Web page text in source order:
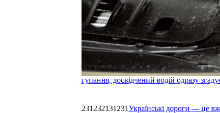
гупання, досвідчений водій одразу
231232131231Українські дороги — це